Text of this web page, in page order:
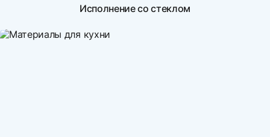
Исполнение со стеклом